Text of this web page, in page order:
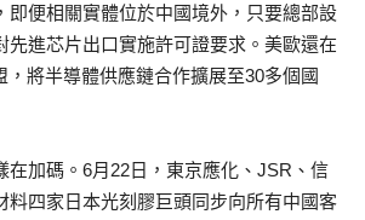
即便相關實體位於中國境外，只要總部設
先進芯片出口實施許可證要求。美歐還在
，將半導體供應鏈合作擴展至30多個國
在加碼。6月22日，東京應化、JSR、信
料四家日本光刻膠巨頭同步向所有中國客